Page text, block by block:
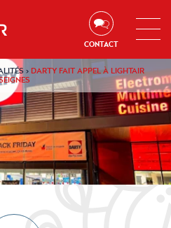
Aller à la recherche
CONTACT
› DARTY FAIT APPEL À LIGHTAIR